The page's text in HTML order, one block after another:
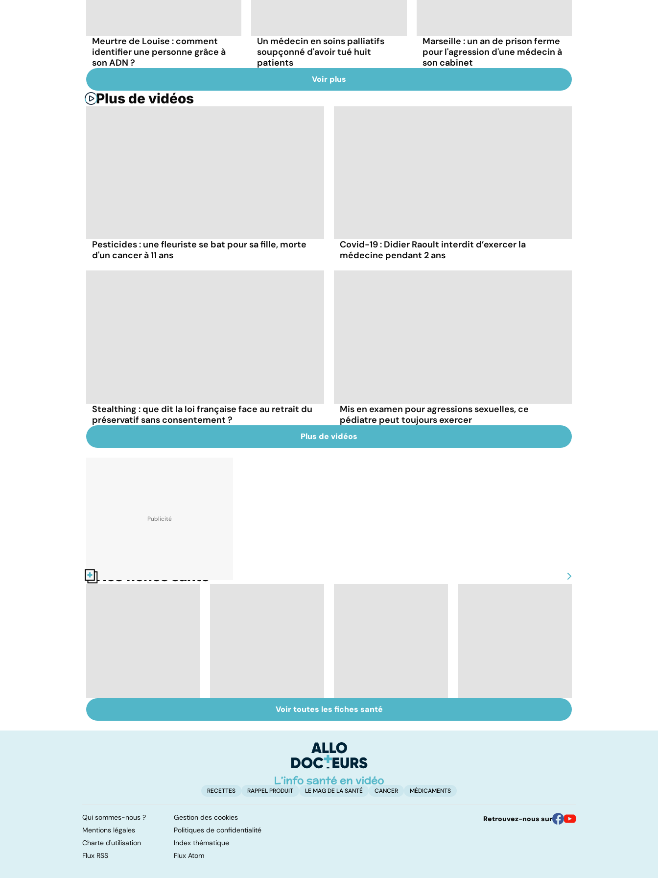
Meurtre de Louise : comment
identifier une personne grâce à
son ADN ?
Un médecin en soins palliatifs
soupçonné d'avoir tué huit
patients
Marseille : un an de prison ferme
pour l'agression d'une médecin à
son cabinet
Voir plus
Plus de vidéos
Pesticides : une fleuriste se bat pour sa fille, morte
d'un cancer à 11 ans
Covid-19 : Didier Raoult interdit d’exercer la
médecine pendant 2 ans
Stealthing : que dit la loi française face au retrait du
préservatif sans consentement ?
Mis en examen pour agressions sexuelles, ce
pédiatre peut toujours exercer
Plus de vidéos
Nos fiches santé
domicile, c'est facile !
Don de gamètes : le
pour et le contre
Mediator® : le début
d'une enquête
l'ovulation : de la
Voir toutes les fiches santé
RECETTES RAPPEL PRODUIT LE MAG DE LA SANTÉ CANCER MÉDICAMENTS
Qui sommes-nous ?
Gestion des cookies
Mentions légales
Politiques de confidentialité
Charte d'utilisation
Index thématique
Flux RSS
Flux Atom
Retrouvez-nous sur